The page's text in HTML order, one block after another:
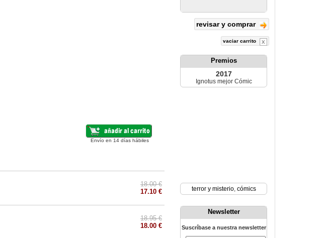
Envío en 14 días hábiles
18.00 €
17.10 €
18.95 €
18.00 €
revisar y comprar
vaciar carrito
Premios
2017
Ignotus mejor Cómic
terror y misterio, cómics
Newsletter
Suscríbase a nuestra newsletter